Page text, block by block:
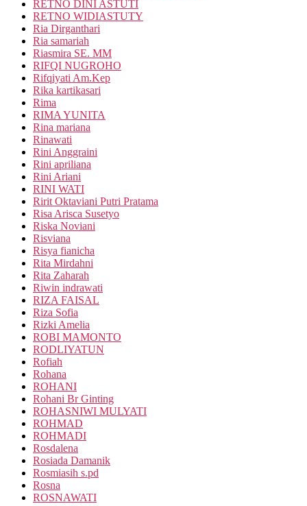
RETNO DINI ASTUTI
RETNO WIDIASTUTY
Ria Dirganthari
Ria samariah
Riasmira SE. MM
RIFQI NUGROHO
Rifqiyati Am.Kep
Rika kartikasari
Rima
RIMA YUNITA
Rina mariana
Rinawati
Rini Anggraini
Rini apriliana
Rini Ariani
RINI WATI
Ririt Oktaviani Putri Pratama
Risa Arisca Susetyo
Riska Noviani
Risviana
Risya fianicha
Rita Mirdahni
Rita Zaharah
Riwin indrawati
RIZA FAISAL
Riza Sofia
Rizki Amelia
ROBI MAMONTO
RODLIYATUN
Rofiah
Rohana
ROHANI
Rohani Br Ginting
ROHASNIWI MULYATI
ROHMAD
ROHMADI
Rosdalena
Rosiada Damanik
Rosmiasih s.pd
Rosna
ROSNAWATI